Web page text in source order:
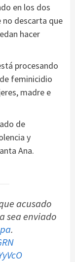
en los dos
descarta que
hacer
procesando
feminicidio
madre e
de
y
Ana.
acusado
sea enviado
.